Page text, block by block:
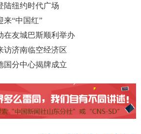
陆纽约时代广场
来“中国红”
在友城巴斯顺利举办
访济南临空经济区
国分中心揭牌成立